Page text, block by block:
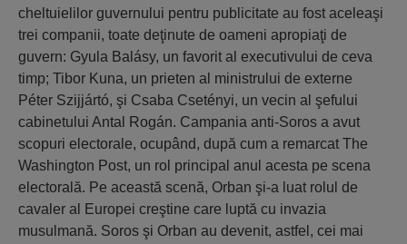
cheltuielilor guvernului pentru publicitate au fost aceleaşi
trei companii, toate deţinute de oameni apropiaţi de
guvern: Gyula Balásy, un favorit al executivului de ceva
timp; Tibor Kuna, un prieten al ministrului de externe
Péter Szijjártó, şi Csaba Csetényi, un vecin al şefului
cabinetului Antal Rogán. Campania anti-Soros a avut
scopuri electorale, ocupând, după cum a remarcat The
Washington Post, un rol principal anul acesta pe scena
electorală. Pe această scenă, Orban şi-a luat rolul de
cavaler al Europei creştine care luptă cu invazia
musulmană. Soros şi Orban au devenit, astfel, cei mai